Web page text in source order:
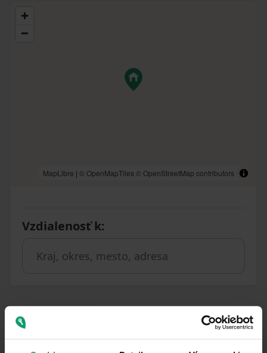
MapLibre | © OpenMapTiles © OpenStreetMap contributors
Vzdialenosť k:
Podobné ponuky ako táto